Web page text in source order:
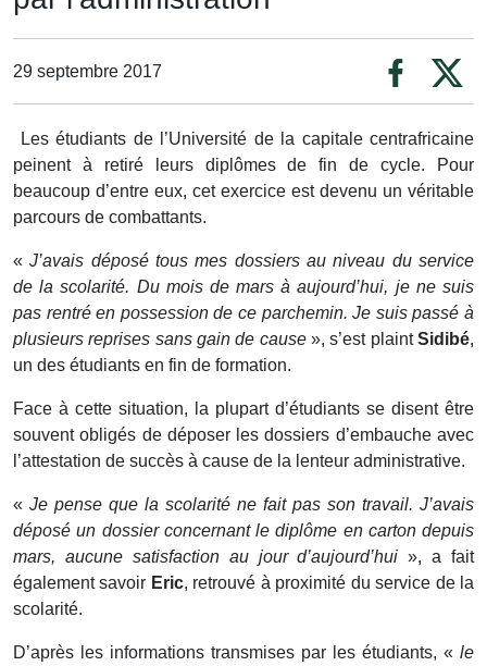
29 septembre 2017
Les étudiants de l’Université de la capitale centrafricaine
peinent à retiré leurs diplômes de fin de cycle. Pour
beaucoup d’entre eux, cet exercice est devenu un véritable
parcours de combattants.
«J’avais déposé tous mes dossiers au niveau du service
de la scolarité. Du mois de mars à aujourd’hui, je ne suis
pas rentré en possession de ce parchemin. Je suis passé à
plusieurs reprises sans gain de cause», s’est plaintSidibé,
un des étudiants en fin de formation.
Face à cette situation, la plupart d’étudiants se disent être
souvent obligés de déposer les dossiers d’embauche avec
l’attestation de succès à cause de la lenteur administrative.
« Je pense que la scolarité ne fait pas son travail. J’avais
déposé un dossier concernant le diplôme en carton depuis
mars, aucune satisfaction au jour d’aujourd’hui », a fait
également savoir Eric, retrouvé à proximité du service de la
scolarité.
D’après les informations transmises par les étudiants, « le